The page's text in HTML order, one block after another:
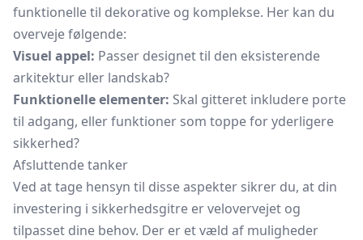
funktionelle til dekorative og komplekse. Her kan du
overveje følgende:
Visuel appel: Passer designet til den eksisterende
arkitektur eller landskab?
Funktionelle elementer: Skal gitteret inkludere porte
til adgang, eller funktioner som toppe for yderligere
sikkerhed?
Afsluttende tanker
Ved at tage hensyn til disse aspekter sikrer du, at din
investering i sikkerhedsgitre er velovervejet og
tilpasset dine behov. Der er et væld af muligheder